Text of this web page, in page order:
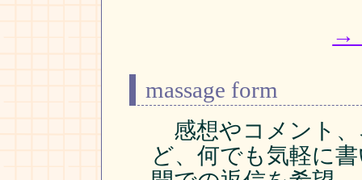
→
massage form
感想やコメント、
ど、何でも気軽に